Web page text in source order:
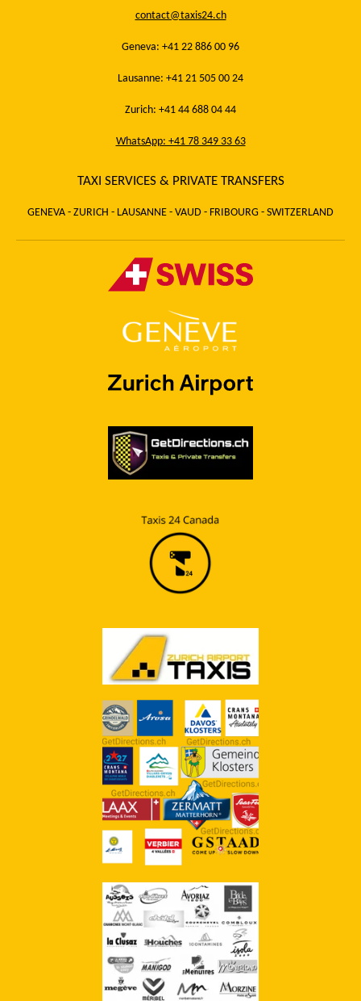
contact@taxis24.ch
Geneva: +41 22 886 00 96
Lausanne: +41 21 505 00 24
Zurich: +41 44 688 04 44
WhatsApp: +41 78 349 33 63
TAXI SERVICES & PRIVATE TRANSFERS
GENEVA - ZURICH - LAUSANNE - VAUD - FRIBOURG - SWITZERLAND